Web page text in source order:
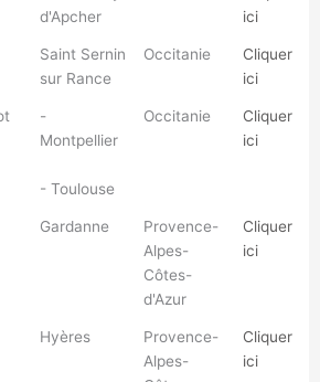
d'Apcher
ici
Saint Sernin
sur Rance
Occitanie
Cliquer
ici
-
Montpellier
- Toulouse
Occitanie
Cliquer
ici
Gardanne
Provence-
Alpes-
Côtes-
d'Azur
Cliquer
ici
Hyères
Provence-
Alpes-
Cliquer
ici